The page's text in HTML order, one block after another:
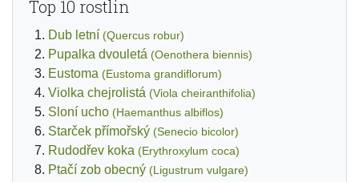
Top 10 rostlin
Dub letní (Quercus robur)
Pupalka dvouletá (Oenothera biennis)
Eustoma (Eustoma grandiflorum)
Violka chejrolistá (Viola cheiranthifolia)
Sloní ucho (Haemanthus albiflos)
Starček přímořský (Senecio bicolor)
Rudodřev koka (Erythroxylum coca)
Ptačí zob obecný (Ligustrum vulgare)